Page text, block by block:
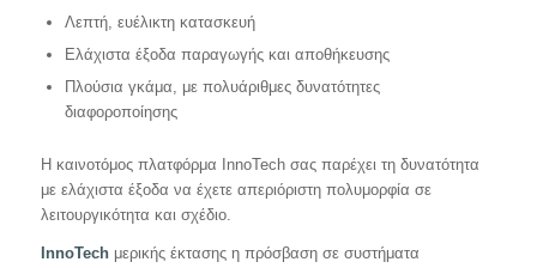
Λεπτή, ευέλικτη κατασκευή
Ελάχιστα έξοδα παραγωγής και αποθήκευσης
Πλούσια γκάμα, με πολυάριθμες δυνατότητες
διαφοροποίησης
Η καινοτόμος πλατφόρμα InnoTech σας παρέχει τη δυνατότητα
με ελάχιστα έξοδα να έχετε απεριόριστη πολυμορφία σε
λειτουργικότητα και σχέδιο.
InnoTech μερικής έκτασης η πρόσβαση σε συστήματα